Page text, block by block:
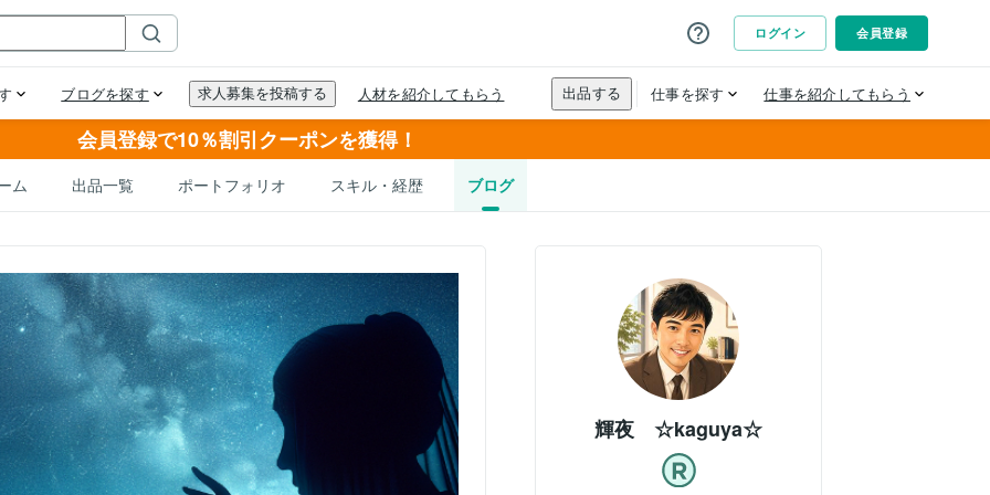
会員登録で10％割引クーポンを獲得！
ム 出品一覧 ポートフォリオ スキル・経歴 ブログ
輝夜 ☆kaguya☆